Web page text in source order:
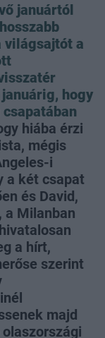
januártól
világsajtót a
hogy
hiába érzi
mégis
i
a két csapat
és David,
a Milanban
a hírt,
szerint
majd